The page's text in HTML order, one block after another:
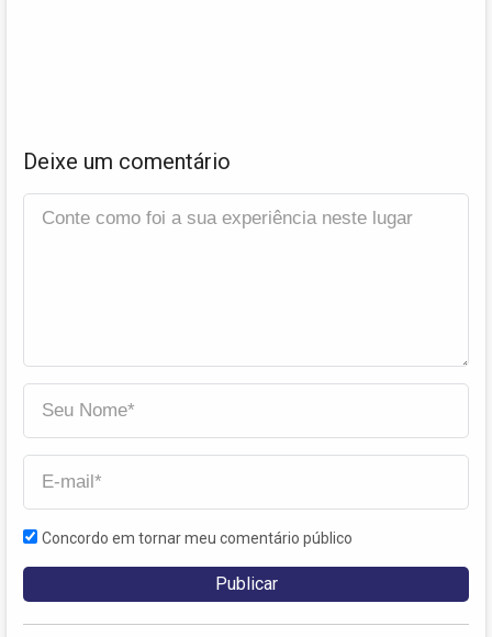
Deixe um comentário
Concordo em tornar meu comentário público